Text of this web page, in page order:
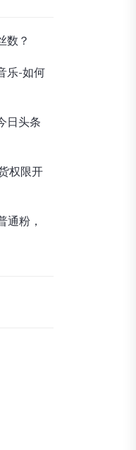
数？
乐-如何
日头条
权限开
通粉，